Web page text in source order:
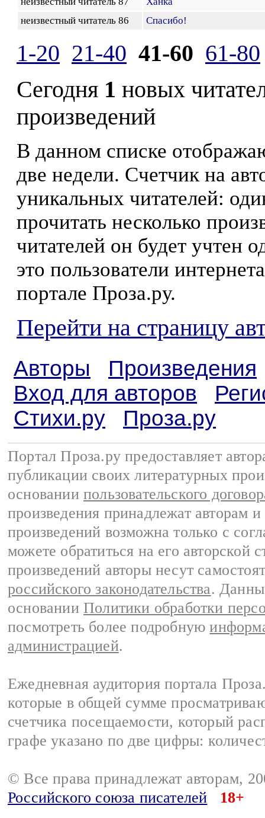
неизвестный читатель 86
Спасибо!
1-20 21-40 41-60 61-80
Сегодня 1 новых
произведений
В данном списке
две недели. Счетчик на
уникальных читателей:
прочитать несколько
читателей он будет учтен
это пользователи
портале Проза.ру.
Перейти на страницу
Авторы
Произведения
Вход для авторов
Стихи.ру
Проза.ру
Портал Проза.ру предоставляет
публикации своих литературных
основании пользовательского
произведения принадлежат авторам
произведений возможна только с
можете обратиться на его авторской
произведений авторы несут
российского законодательства.
основании Политики обработки
посмотреть более подробную
администрацией.
Ежедневная аудитория портала
которые в общей сумме
счетчика посещаемости, который
графе указано по две цифры:
© Все права принадлежат авторам,
Российского союза писателей
18+